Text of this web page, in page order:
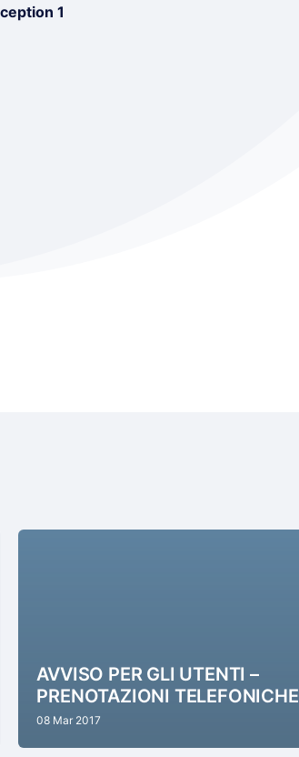
1
AVVISO PER GLI UTENTI –
PRENOTAZIONI TELEFONICHE
08 Mar 2017